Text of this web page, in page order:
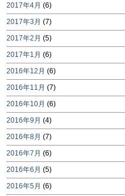
2017年4月 (6)
2017年3月 (7)
2017年2月 (5)
2017年1月 (6)
2016年12月 (6)
2016年11月 (7)
2016年10月 (6)
2016年9月 (4)
2016年8月 (7)
2016年7月 (6)
2016年6月 (5)
2016年5月 (6)